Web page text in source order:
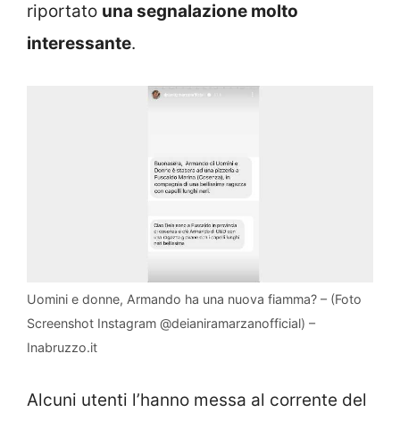
riportato una segnalazione molto
interessante.
Uomini e donne, Armando ha una nuova fiamma? – (Foto
Screenshot Instagram @deianiramarzanofficial) –
Inabruzzo.it
Alcuni utenti l’hanno messa al corrente del